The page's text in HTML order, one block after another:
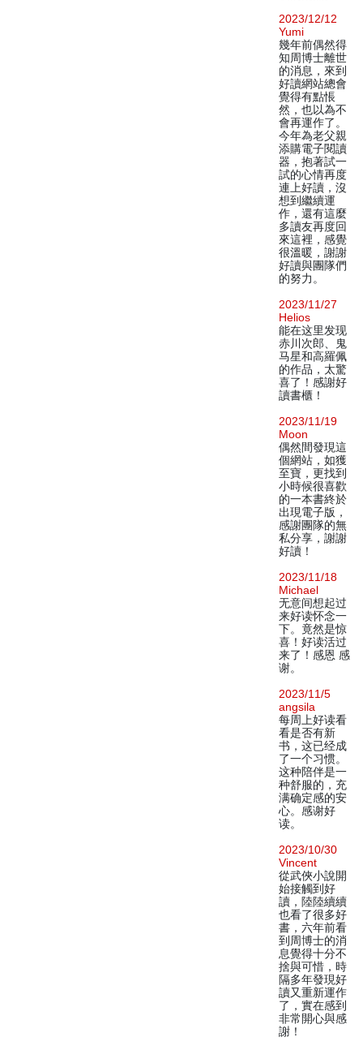
2023/12/12
Yumi
幾年前偶然得
知周博士離世
的消息，來到
好讀網站總會
覺得有點悵
然，也以為不
會再運作了。
今年為老父親
添購電子閱讀
器，抱著試一
試的心情再度
連上好讀，沒
想到繼續運
作，還有這麼
多讀友再度回
來這裡，感覺
很溫暖，謝謝
好讀與團隊們
的努力。
2023/11/27
Helios
能在这里发现
赤川次郎、鬼
马星和高羅佩
的作品，太驚
喜了！感謝好
讀書櫃！
2023/11/19
Moon
偶然間發現這
個網站，如獲
至寶，更找到
小時候很喜歡
的一本書終於
出現電子版，
感謝團隊的無
私分享，謝謝
好讀！
2023/11/18
Michael
无意间想起过
来好读怀念一
下。竟然是惊
喜！好读活过
来了！感恩 感
谢。
2023/11/5
angsila
每周上好读看
看是否有新
书，这已经成
了一个习惯。
这种陪伴是一
种舒服的，充
满确定感的安
心。感谢好
读。
2023/10/30
Vincent
從武俠小說開
始接觸到好
讀，陸陸續續
也看了很多好
書，六年前看
到周博士的消
息覺得十分不
捨與可惜，時
隔多年發現好
讀又重新運作
了，實在感到
非常開心與感
謝！